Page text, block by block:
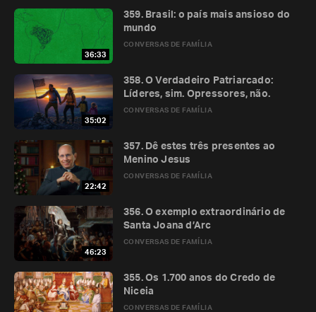
36:33
CONVERSAS DE FAMÍLIA
359. Brasil: o país mais ansioso do
mundo
35:02
CONVERSAS DE FAMÍLIA
358. O Verdadeiro Patriarcado:
Líderes, sim. Opressores, não.
22:42
CONVERSAS DE FAMÍLIA
357. Dê estes três presentes ao
Menino Jesus
46:23
CONVERSAS DE FAMÍLIA
356. O exemplo extraordinário de
Santa Joana d’Arc
CONVERSAS DE FAMÍLIA
355. Os 1.700 anos do Credo de
Niceia